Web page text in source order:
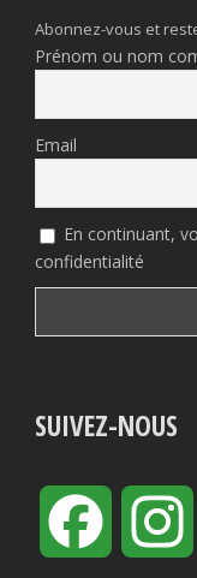
Abonnez-vous et
Prénom ou nom
Email
En continuant,
confidentialité
SUIVEZ-NOUS
Facebook